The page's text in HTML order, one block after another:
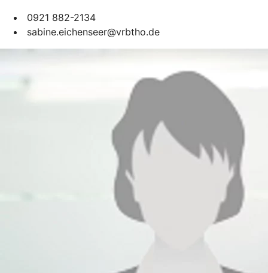
0921 882-2134
sabine.eichenseer@vrbtho.de